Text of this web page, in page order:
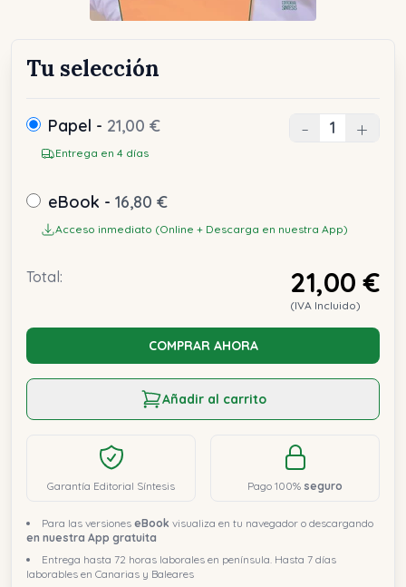
Tu selección
Papel - 21,00 €
Entrega en 4 días
- +
eBook - 16,80 €
Acceso inmediato (Online + Descarga en nuestra App)
Total: 21,00 €
(IVA Incluido)
COMPRAR AHORA
Añadir al carrito
Garantía Editorial Síntesis Pago 100% seguro
Para las versiones eBook visualiza en tu navegador o descargando
en nuestra App gratuita
Entrega hasta 72 horas laborales en península. Hasta 7 días
laborables en Canarias y Baleares